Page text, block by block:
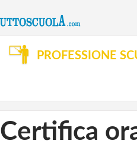
PROFESSIONE
Certifica